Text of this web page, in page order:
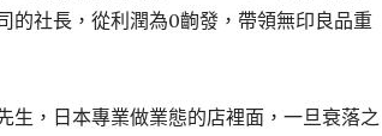
的社長，從利潤為0齣發，帶領無印良品重
生，日本專業做業態的店裡面，一旦衰落之